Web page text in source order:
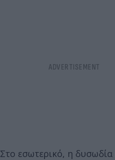
Στο εσωτερικό, η